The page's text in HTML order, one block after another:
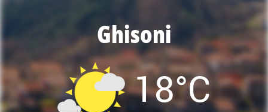
Ghisoni
18°C